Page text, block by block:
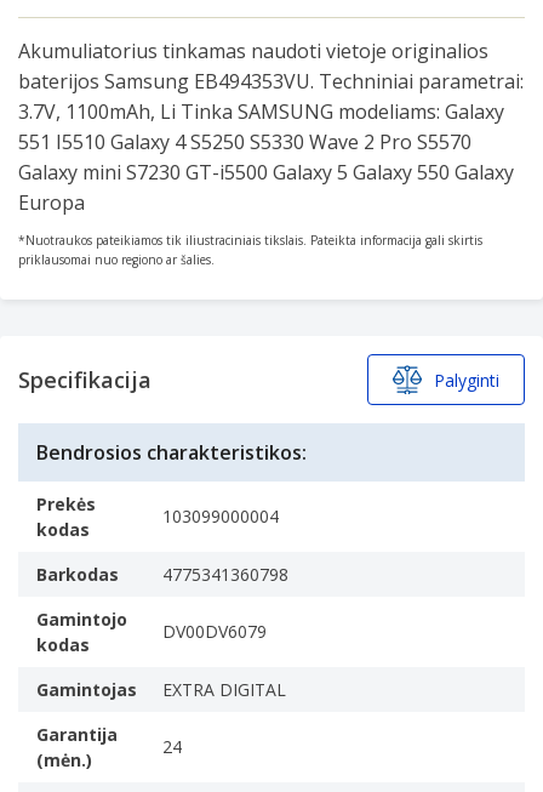
25Akumuliatorius tinkamas naudoti vietoje originalios
baterijos Samsung EB494353VU. Techniniai parametrai:
3.7V, 1100mAh, Li Tinka SAMSUNG modeliams: Galaxy
551 I5510 Galaxy 4 S5250 S5330 Wave 2 Pro S5570
Galaxy mini S7230 GT-i5500 Galaxy 5 Galaxy 550 Galaxy
Europa
*Nuotraukos pateikiamos tik iliustraciniais tikslais. Pateikta informacija gali skirtis
priklausomai nuo regiono ar šalies.
Specifikacija Palyginti
Bendrosios charakteristikos:
Prekės
kodas
103099000004
Barkodas
4775341360798
Gamintojo
kodas
DV00DV6079
Gamintojas
EXTRA DIGITAL
Garantija
(mėn.)
24